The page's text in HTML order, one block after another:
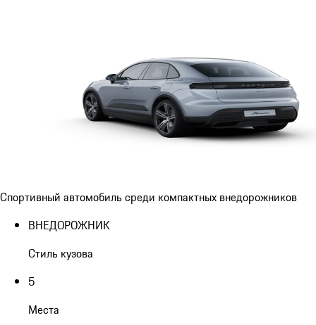
Спортивный автомобиль среди компактных внедорожников
ВНЕДОРОЖНИК
Стиль кузова
5
Места